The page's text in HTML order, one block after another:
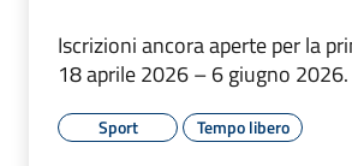
Iscrizioni ancora aperte per la
18 aprile 2026 – 6 giugno 2026.
Sport Tempo libero